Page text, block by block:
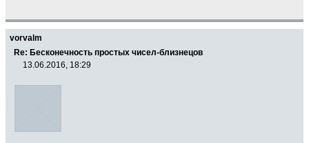
vorvalm
Re: Бесконечность простых чисел-близнецов
13.06.2016, 18:29